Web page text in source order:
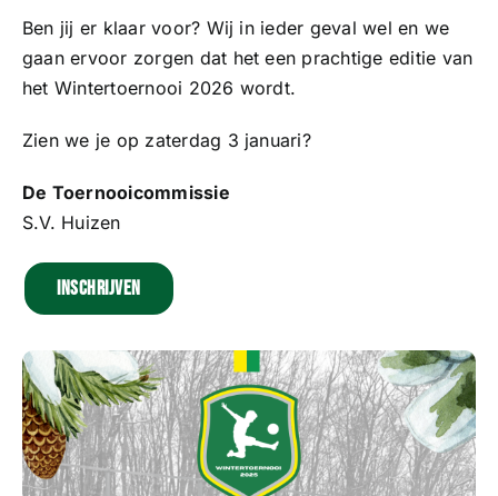
Ben jij er klaar voor? Wij in ieder geval wel en we
gaan ervoor zorgen dat het een prachtige editie van
het Wintertoernooi 2026 wordt.
Zien we je op zaterdag 3 januari?
De Toernooicommissie
S.V. Huizen
Inschrijven